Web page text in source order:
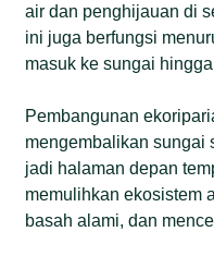
air dan penghijauan di
ini juga berfungsi
masuk ke sungai
Pembangunan
mengembalikan sungai
jadi halaman depan
memulihkan ekosistem
basah alami, dan